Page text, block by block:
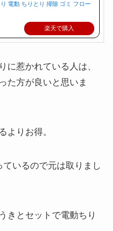
電動 ちりとり 掃除 ゴミ フロー
楽天で購入
に惹かれている人は、
た方が良いと思いま
よりお得。
いるので元は取りまし
きとセットで電動ちり